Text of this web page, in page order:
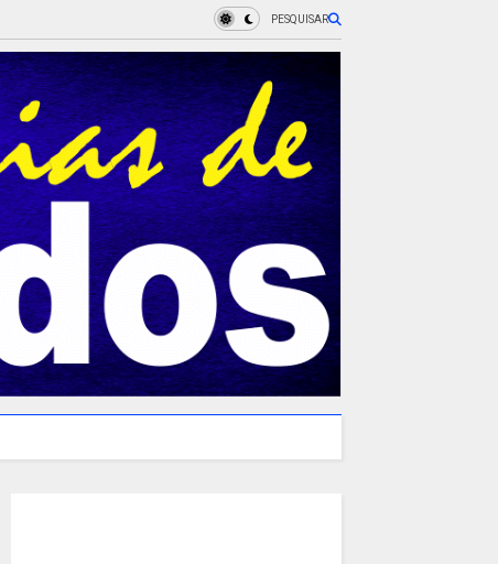
PESQUISAR